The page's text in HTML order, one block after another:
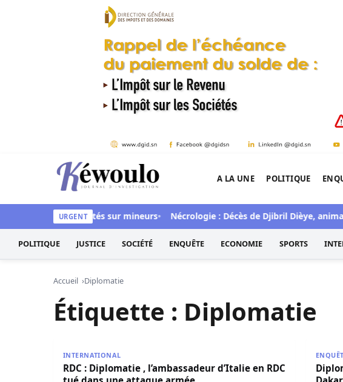
Aller au contenu
Kéwoulo, le premier site d'information et d'investigation de
A LA UNE POLITIQUE
URGENT
pour viols répétés sur mineurs Nécrologie : Décès de Djibril Dièye,
POLITIQUE JUSTICE SOCIÉTÉ ENQUÊTE ECONOMIE SPORTS
Accueil Diplomatie
Étiquette : Diplomatie
INTERNATIONAL
RDC : Diplomatie , l’ambassadeur d’Italie en RDC